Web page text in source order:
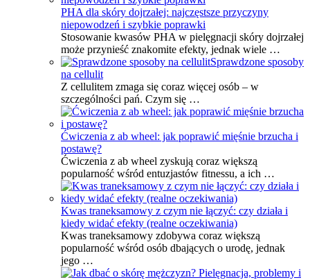
PHA dla skóry dojrzałej: najczęstsze przyczyny
niepowodzeń i szybkie poprawki
Stosowanie kwasów PHA w pielęgnacji skóry dojrzałej
może przynieść znakomite efekty, jednak wiele …
Sprawdzone sposoby
na cellulit
Z cellulitem zmaga się coraz więcej osób – w
szczególności pań. Czym się …
Ćwiczenia z ab wheel: jak poprawić mięśnie brzucha i
postawę?
Ćwiczenia z ab wheel zyskują coraz większą
popularność wśród entuzjastów fitnessu, a ich …
Kwas traneksamowy z czym nie łączyć: czy działa i
kiedy widać efekty (realne oczekiwania)
Kwas traneksamowy zdobywa coraz większą
popularność wśród osób dbających o urodę, jednak
jego …